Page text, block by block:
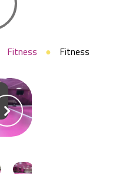
Fitness Fitness